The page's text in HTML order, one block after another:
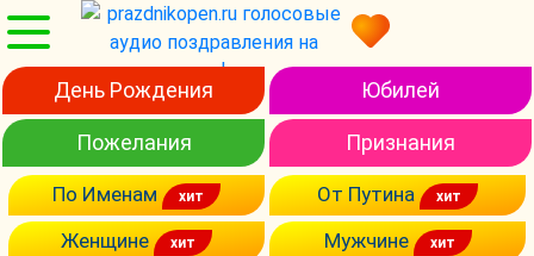
День Рождения Юбилей
Пожелания Признания
По Именам
От Путина
Женщине
Мужчине